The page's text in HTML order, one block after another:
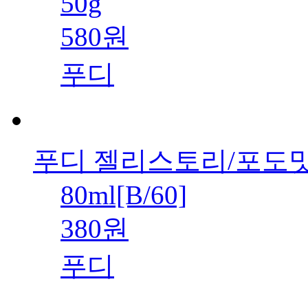
580원
푸디
푸디 젤리스토리/포도
80ml[B/60]
380원
푸디